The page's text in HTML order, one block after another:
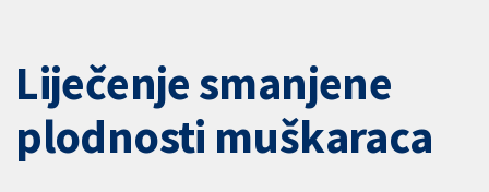
Liječenje smanjene
plodnosti muškaraca